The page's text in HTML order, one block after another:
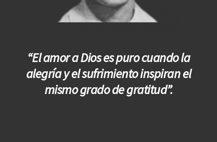
“El amor a Dios es puro cuando la
alegría y el sufrimiento inspiran el
mismo grado de gratitud”.